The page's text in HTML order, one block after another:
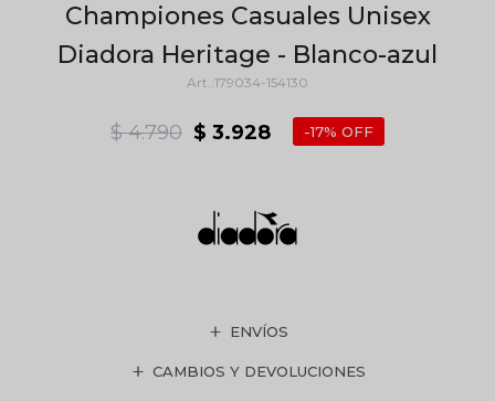
Championes Casuales Unisex
Diadora Heritage - Blanco-azul
179034-154130
$ 3.928
$ 4.790 17
ENVÍOS
CAMBIOS Y DEVOLUCIONES